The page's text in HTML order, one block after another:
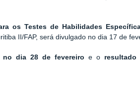
os Testes de Habilidades
II/FAP, será divulgado no dia 17 de
no dia 28 de fevereiro e o